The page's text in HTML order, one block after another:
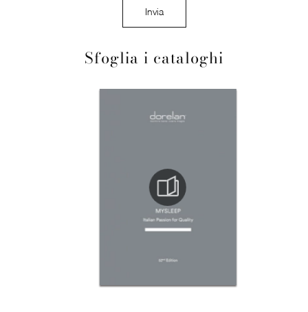
Sfoglia i cataloghi
Invia